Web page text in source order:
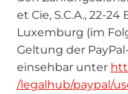
et Cie, S.C.A., 22-
Luxemburg (im
Geltung der
einsehbar unter
/legalhub/paypal/